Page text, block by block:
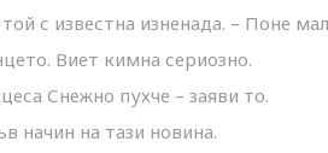
с известна изненада. – Поне
Виет кимна сериозно.
Снежно пухче – заяви то.
начин на тази новина.